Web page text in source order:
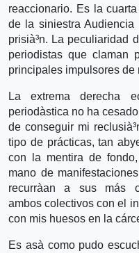
reaccionario. Es la
de la siniestra
prisià³n. La peculiaridad
periodistas que claman
principales impulsores de
La extrema derecha
periodà­stica no ha
de conseguir mi
tipo de prácticas, tan
con la mentira de
mano de
recurrà­an a sus más
ambos colectivos con el
con mis huesos en la
Es asà­ como pudo